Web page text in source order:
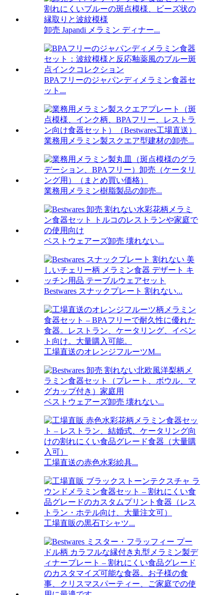
卸売 Japandi メラミン ディナー...
BPAフリーのジャパンディメラミン食器セ
ット...
業務用メラミン製スクエア型建材の卸売...
業務用メラミン樹脂製品の卸売...
ベストウェアーズ卸売 壊れない...
Bestwares スナックプレート 割れない...
工場直送のオレンジフルーツM...
ベストウェアーズ卸売 壊れない...
工場直送の赤色水彩絵具...
工場直販の黒石Tシャツ...